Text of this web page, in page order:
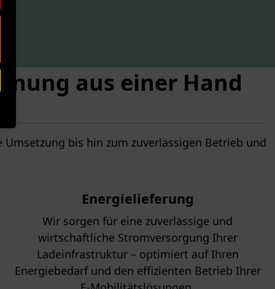
aus einer Hand
bis hin zum zuverlässigen Betrieb und
Energielieferung
Wir sorgen für eine zuverlässige und
wirtschaftliche Stromversorgung Ihrer
Ladeinfrastruktur – optimiert auf Ihren
Energiebedarf und den effizienten Betrieb Ihrer